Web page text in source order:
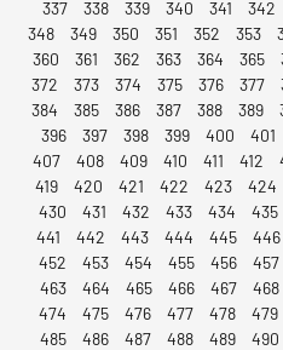
337 338 339 340 341 342
348
349 350 351 352 353
360
361 362 363 364 365
372
373 374 375 376 377
384
385 386 387 388 389
396
397 398 399 400 401
407
408 409 410 411 412
419
420 421 422 423 424
430
431 432 433 434 435
441
442 443 444 445 446
452
453 454 455 456 457
463
464 465 466 467 468
474
475 476 477 478 479
485
486 487 488 489 490